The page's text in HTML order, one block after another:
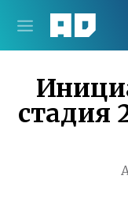
стадия